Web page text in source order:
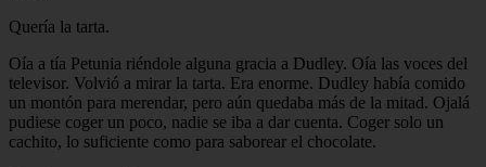
Quería la tarta.
Oía a tía Petunia riéndole alguna gracia a Dudley. Oía las voces del
televisor. Volvió a mirar la tarta. Era enorme. Dudley había comido
un montón para merendar, pero aún quedaba más de la mitad. Ojalá
pudiese coger un poco, nadie se iba a dar cuenta. Coger solo un
cachito, lo suficiente como para saborear el chocolate.